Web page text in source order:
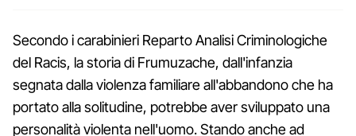
Secondo i carabinieri Reparto Analisi Criminologiche
del Racis, la storia di Frumuzache, dall'infanzia
segnata dalla violenza familiare all'abbandono che ha
portato alla solitudine, potrebbe aver sviluppato una
personalità violenta nell'uomo. Stando anche ad